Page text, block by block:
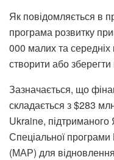
Як повідомляється в
програма розвитку
000 малих та
створити або
Зазначається, що
складається з $283
Ukraine,
Спеціальної програми
(МАР) для